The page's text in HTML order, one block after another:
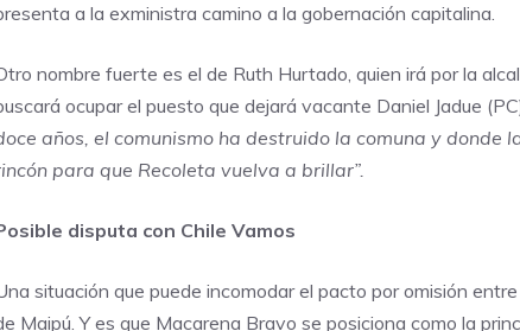
a la exministra camino a la gobernación capitalina.
nombre fuerte es el de Ruth Hurtado, quien irá por la
ocupar el puesto que dejará vacante Daniel Jadue
años, el comunismo ha destruido la comuna y
para que Recoleta vuelva a brillar”.
disputa con Chile Vamos
situación que puede incomodar el pacto por omisión
Maipú. Y es que Macarena Bravo se posiciona como la